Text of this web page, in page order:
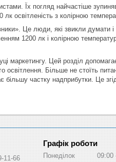
Їх погляд найчастіше
освітленість з колірною
Це люди, які звикли думати і
1200 лк і колірною
маркетингу. Цей розділ
Більше не стоїть
більшу частку надприбутки. Це
11-66
Графік роботи
Понеділок 09:00